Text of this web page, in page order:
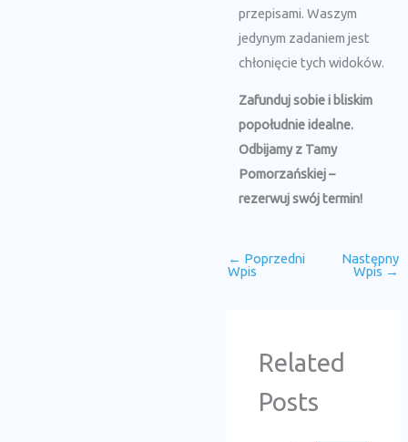
przepisami. Waszym
jedynym zadaniem jest
chłonięcie tych widoków.
Zafunduj sobie i bliskim
popołudnie idealne.
Odbijamy z Tamy
Pomorzańskiej –
rezerwuj swój termin!
← Poprzedni
Wpis
Następny
Wpis →
Related
Posts